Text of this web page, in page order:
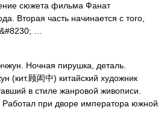
сюжета фильма Фанат
Вторая часть начинается с того,
…
Ночная пирушка, деталь.
(кит.顾闳中) китайский художник
в стиле жанровой живописи.
Работал при дворе императора южной